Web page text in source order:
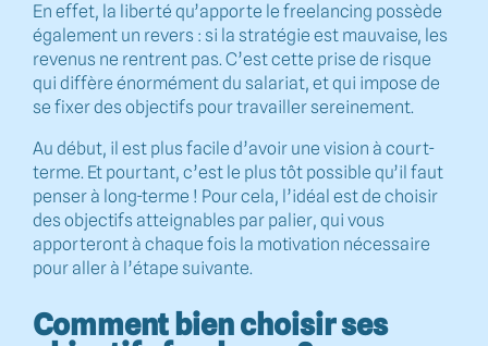
En effet, la liberté qu’apporte le freelancing possède
également un revers : si la stratégie est mauvaise, les
revenus ne rentrent pas. C’est cette prise de risque
qui diffère énormément du salariat, et qui impose de
se fixer des objectifs pour travailler sereinement.
Au début, il est plus facile d’avoir une vision à court-
terme. Et pourtant, c’est le plus tôt possible qu’il faut
penser à long-terme ! Pour cela, l’idéal est de choisir
des objectifs atteignables par palier, qui vous
apporteront à chaque fois la motivation nécessaire
pour aller à l’étape suivante.
Comment bien choisir ses